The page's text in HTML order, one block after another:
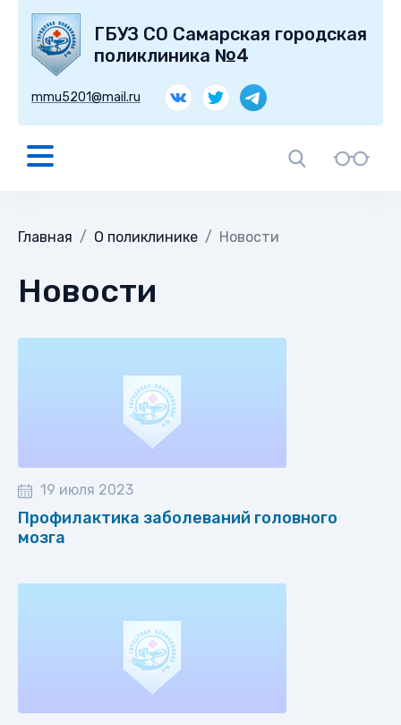
ГБУЗ СО Самарская городская
поликлиника №4
mmu5201@mail.ru
Главная О поликлинике Новости
Новости
19 июля 2023
Профилактика заболеваний головного
мозга